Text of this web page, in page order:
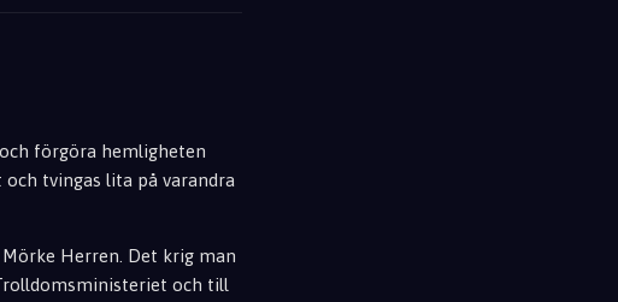
förgöra hemligheten
tvingas lita på varandra
Herren. Det krig man
och till